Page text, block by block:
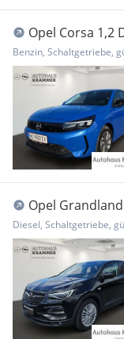
Opel Corsa 1,2
Corsa...
Benzin, Schaltgetriebe,
Opel
Edition Star...
Diesel, Schaltgetriebe,